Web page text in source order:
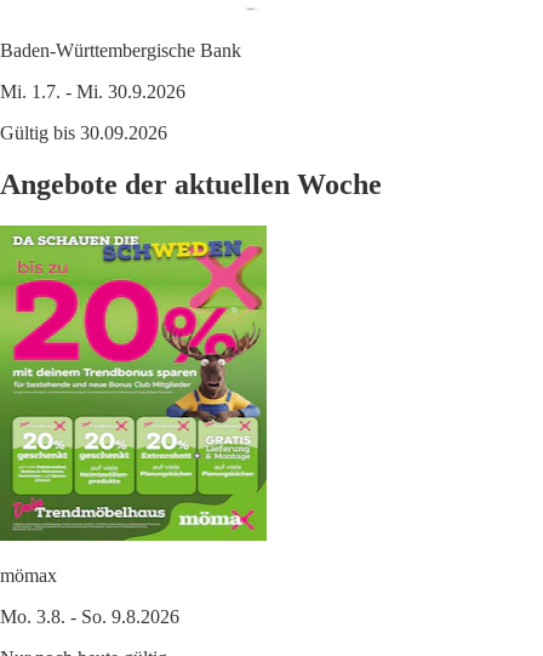
Baden-Württembergische Bank
Mi. 1.7. - Mi. 30.9.2026
Gültig bis 30.09.2026
Angebote der aktuellen Woche
mömax
Mo. 3.8. - So. 9.8.2026